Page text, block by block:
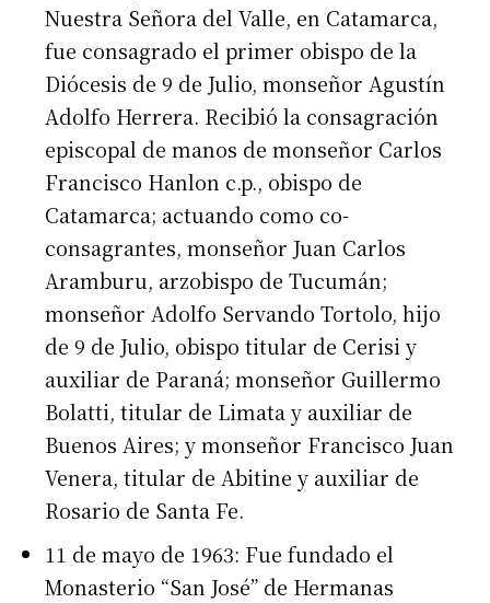
Nuestra Señora del Valle, en Catamarca,
fue consagrado el primer obispo de la
Diócesis de 9 de Julio, monseñor Agustín
Adolfo Herrera. Recibió la consagración
episcopal de manos de monseñor Carlos
Francisco Hanlon c.p., obispo de
Catamarca; actuando como co-
consagrantes, monseñor Juan Carlos
Aramburu, arzobispo de Tucumán;
monseñor Adolfo Servando Tortolo, hijo
de 9 de Julio, obispo titular de Cerisi y
auxiliar de Paraná; monseñor Guillermo
Bolatti, titular de Limata y auxiliar de
Buenos Aires; y monseñor Francisco Juan
Venera, titular de Abitine y auxiliar de
Rosario de Santa Fe.
11 de mayo de 1963: Fue fundado el
Monasterio “San José” de Hermanas